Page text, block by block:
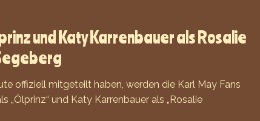
und Katy Karrenbauer als Rosalie
offiziell mitgeteilt haben, werden die Karl May Fans
„Ölprinz“ und Katy Karrenbauer als „Rosalie